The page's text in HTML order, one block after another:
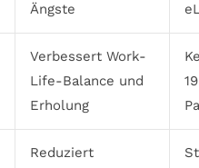
Ängste
Verbessert Work-
Life-Balance und
Erholung
Reduziert